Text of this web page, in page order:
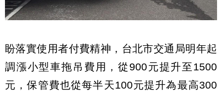
盼落實使用者付費精神，台北市交通局明年起
調漲小型車拖吊費用，從900元提升至1500
元，保管費也從每半天100元提升為最高300